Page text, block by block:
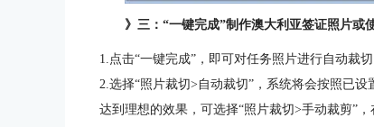
》三：“一键完成”制作澳大利亚签证照片或
1.点击“一键完成”，即可对任务照片进行自动裁
2.选择“照片裁切>自动裁切”，系统将会按照已
达到理想的效果，可选择“照片裁切>手动裁剪”